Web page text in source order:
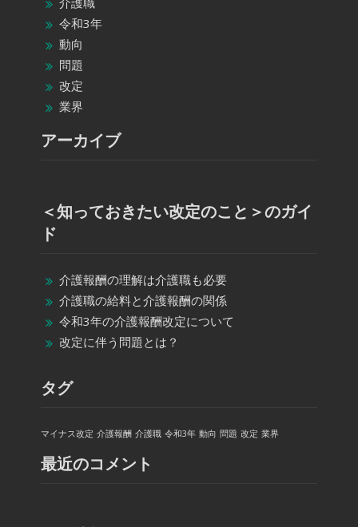
令和3年
動向
問題
改定
業界
アーカイブ
＜知っておきたい改定のこと＞のガイ
ド
介護報酬の理解は介護職も必要
介護職の給料と介護報酬の関係
令和3年の介護報酬改定について
改定に伴う問題とは？
タグ
マイナス改定 介護報酬 介護職 令和3年 動向 問題 改定 業界
最近のコメント